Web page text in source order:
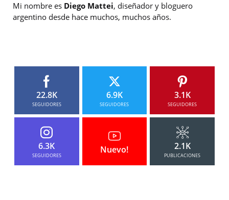
Mi nombre es Diego Mattei, diseñador y bloguero
argentino desde hace muchos, muchos años.
22.8K
SEGUIDORES
6.9K
SEGUIDORES
3.1K
SEGUIDORES
6.3K
SEGUIDORES
Nuevo! 2.1K
PUBLICACIONES